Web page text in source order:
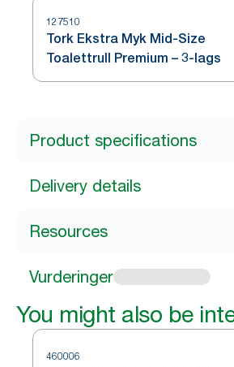
127510
Tork Ekstra Myk Mid-Size
Toalettrull Premium – 3-lags
Product specifications
Delivery details
Resources
Vurderinger
You might also be
460006